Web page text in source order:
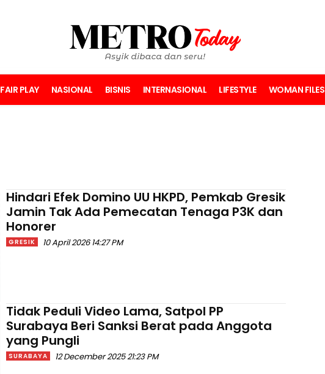
FAIR PLAY NASIONAL BISNIS INTERNASIONAL LIFESTYLE WOMAN FILES
Hindari Efek Domino UU HKPD, Pemkab Gresik
Jamin Tak Ada Pemecatan Tenaga P3K dan
Honorer
GRESIK 10 April 2026 14:27 PM
Tidak Peduli Video Lama, Satpol PP
Surabaya Beri Sanksi Berat pada Anggota
yang Pungli
SURABAYA 12 December 2025 21:23 PM